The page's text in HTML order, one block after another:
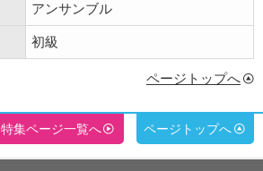
アンサンブル
初級
ページトップへ
特集ページ一覧へ ページトップへ